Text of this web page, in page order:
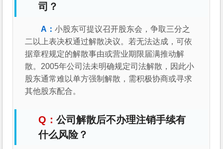
司？
小股东可提议召开股东会，争取三分之
二以上表决权通过解散决议。若无法达成，可依
据章程规定的解散事由或营业期限届满推动解
散。2005年公司法未明确规定司法解散，因此小
股东通常难以单方强制解散，需积极协商或寻求
其他股东配合。
公司解散后不办理注销手续有
什么风险？